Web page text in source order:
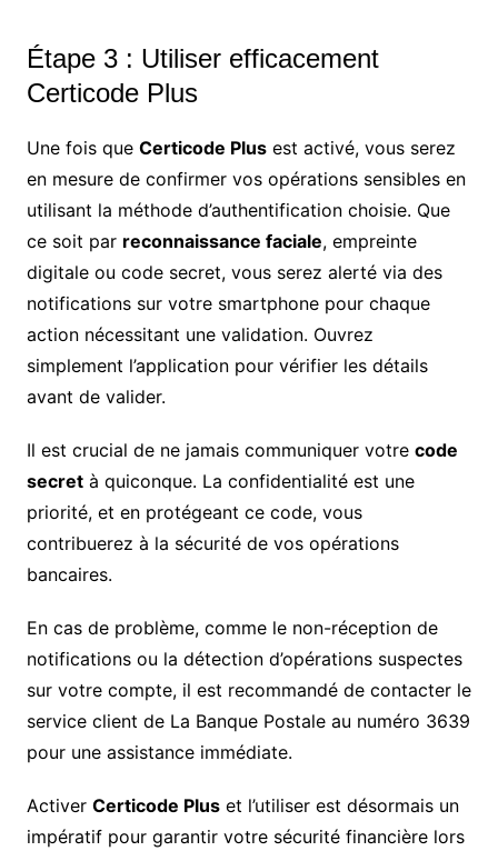
Étape 3 : Utiliser efficacement
Certicode Plus
Une fois que Certicode Plusest activé, vous serez
en mesure de confirmer vos opérations sensibles en
utilisant la méthode d’authentification choisie. Que
ce soit par reconnaissance faciale, empreinte
digitale ou code secret, vous serez alerté via des
notifications sur votre smartphone pour chaque
action nécessitant une validation. Ouvrez
simplement l’application pour vérifier les détails
avant de valider.
Il est crucial de ne jamais communiquer votre code
secretà quiconque. La confidentialité est une
priorité, et en protégeant ce code, vous
contribuerez à la sécurité de vos opérations
bancaires.
En cas de problème, comme le non-réception de
notifications ou la détection d’opérations suspectes
sur votre compte, il est recommandé de contacter le
service client de La Banque Postale au numéro 3639
pour une assistance immédiate.
Activer Certicode Pluset l’utiliser est désormais un
impératif pour garantir votre sécurité financière lors